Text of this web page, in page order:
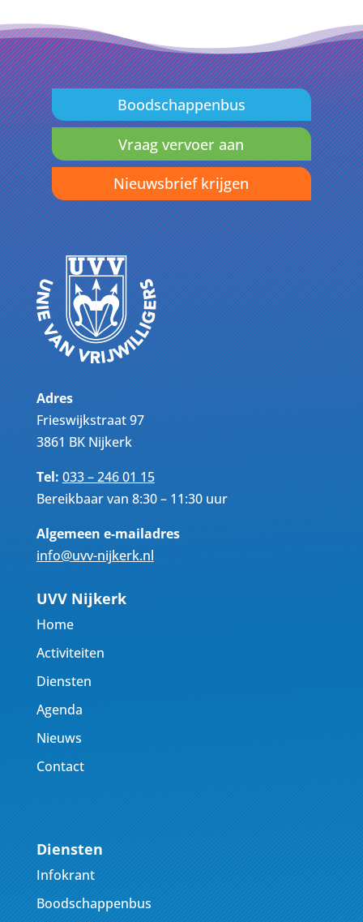
Boodschappenbus
Vraag vervoer aan
Nieuwsbrief krijgen
Adres
Frieswijkstraat 97
3861 BK Nijkerk
Tel:033 – 246 01 15
Bereikbaar van 8:30 – 11:30 uur
Algemeen e-mailadres
info@uvv-nijkerk.nl
UVV Nijkerk
Home
Activiteiten
Diensten
Agenda
Nieuws
Contact
Diensten
Infokrant
Boodschappenbus